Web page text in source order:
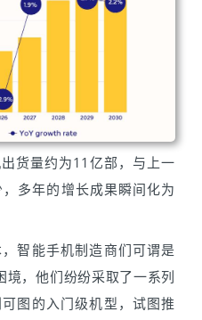
货量约为11亿部，与上一
多年的增长成果瞬间化为
智能手机制造商们可谓是
境，他们纷纷采取了一系列
图的入门级机型，试图推